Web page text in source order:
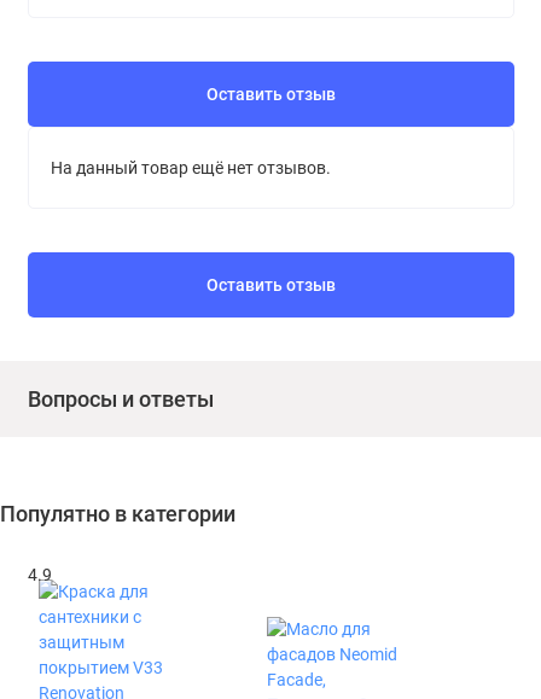
Оставить отзыв
На данный товар ещё нет отзывов.
Оставить отзыв
Вопросы и ответы
Популятно в категории
4.9